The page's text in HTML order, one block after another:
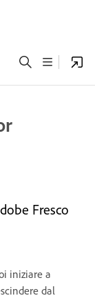
Fresco
iniziare a
dal